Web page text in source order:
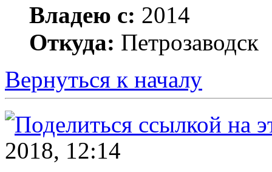
Владею с: 2014
Откуда: Петрозаводск
Вернуться к началу
2018, 12:14